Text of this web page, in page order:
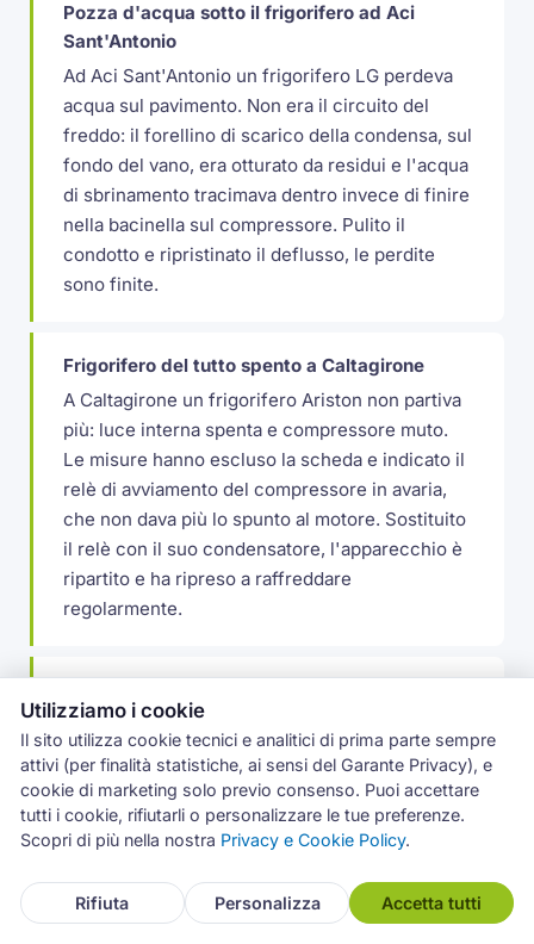
Pozza d'acqua sotto il frigorifero ad Aci
Sant'Antonio
Ad Aci Sant'Antonio un frigorifero LG perdeva
acqua sul pavimento. Non era il circuito del
freddo: il forellino di scarico della condensa, sul
fondo del vano, era otturato da residui e l'acqua
di sbrinamento tracimava dentro invece di finire
nella bacinella sul compressore. Pulito il
condotto e ripristinato il deflusso, le perdite
sono finite.
Frigorifero del tutto spento a Caltagirone
A Caltagirone un frigorifero Ariston non partiva
più: luce interna spenta e compressore muto.
Le misure hanno escluso la scheda e indicato il
relè di avviamento del compressore in avaria,
che non dava più lo spunto al motore. Sostituito
il relè con il suo condensatore, l'apparecchio è
ripartito e ha ripreso a raffreddare
regolarmente.
A Mascalucia un frigocongelatore Whirlpool
accumulava ghiaccio sul fondo del vano
congelatore, con lo sportello che faticava a
chiudere. Il foro di scarico del defrost si gelava
a ripetizione: disgelato il condotto e rimesso il
controllata la guarnizione dello sportello.
Utilizziamo i cookie
Il sito utilizza cookie tecnici e analitici di prima parte sempre
attivi (per finalità statistiche, ai sensi del Garante Privacy), e
cookie di marketing solo previo consenso. Puoi accettare
tutti i cookie, rifiutarli o personalizzare le tue preferenze.
Scopri di più nella nostra Privacy e Cookie Policy.
Rifiuta Personalizza Accetta tutti